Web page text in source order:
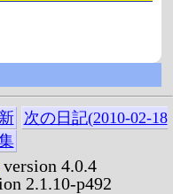
次の日記(2010-02-18
4.0.4
2.1.10-p492